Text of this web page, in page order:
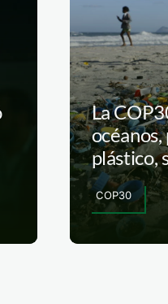
La
plástico,
COP30